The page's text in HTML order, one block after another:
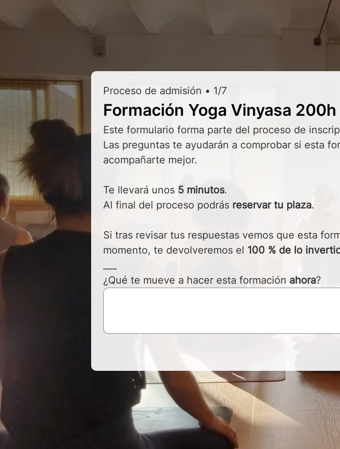
Proceso de admisión • 1/7
Formación Yoga Vinyasa 200h
Este formulario forma parte del proceso de
Las preguntas te ayudarán a comprobar si esta
acompañarte mejor.
Te llevará unos 5 minutos.
Al final del proceso podrás reservar tu plaza.
Si tras revisar tus respuestas vemos que esta
momento, te devolveremos el 100 % de lo
¿Qué te mueve a hacer esta formación ahora?